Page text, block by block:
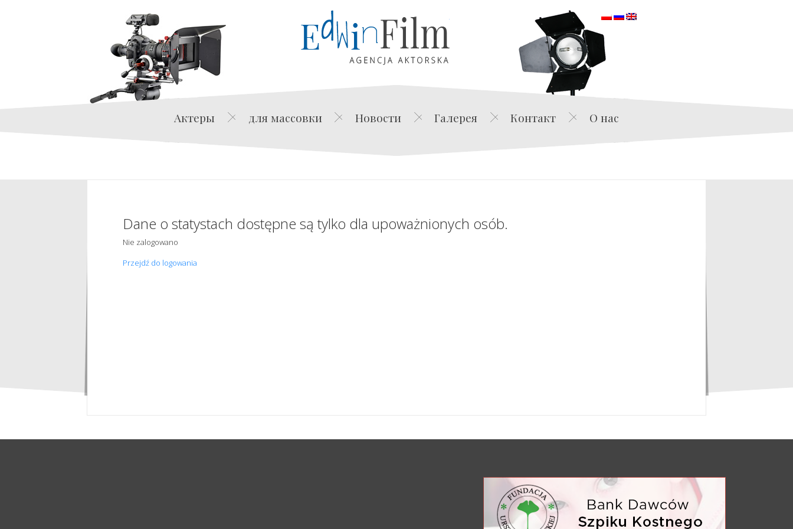
Edwin Film Agencja Aktorska
Актеры для массовки Новости Галерея Контакт О нас
Dane o statystach dostępne są tylko dla upoważnionych osób.
Nie zalogowano
Przejdź do logowania